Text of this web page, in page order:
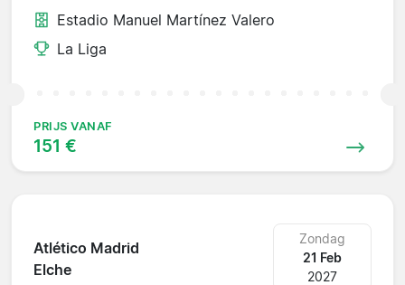
Estadio Manuel Martínez Valero
La Liga
PRIJS VANAF
151 €
Atlético Madrid
Elche
Zondag
21 Feb
2027